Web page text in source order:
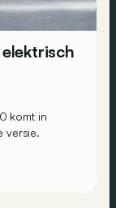
komt in
versie.